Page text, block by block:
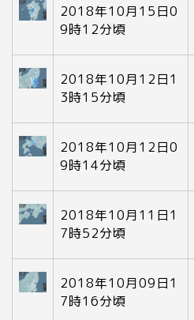
2018年10月15日0
9時12分頃
2018年10月12日1
3時15分頃
2018年10月12日0
9時14分頃
2018年10月11日1
7時52分頃
2018年10月09日1
7時16分頃